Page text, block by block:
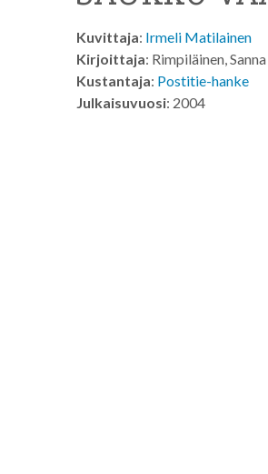
Kuvittaja: Irmeli Matilainen
Kirjoittaja: Rimpiläinen, Sanna
Kustantaja: Postitie-hanke
Julkaisuvuosi: 2004